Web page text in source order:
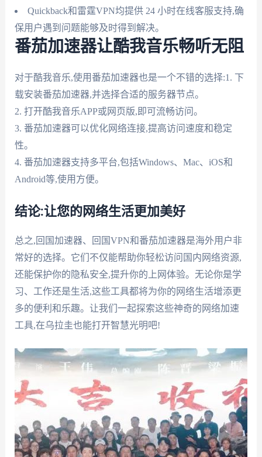
Quickback和雷霆VPN均提供 24 小时在线客服支持,确
保用户遇到问题能够及时得到解决。
番茄加速器让酷我音乐畅听无阻
对于酷我音乐,使用番茄加速器也是一个不错的选择:1. 下
载安装番茄加速器,并选择合适的服务器节点。
2. 打开酷我音乐APP或网页版,即可流畅访问。
3. 番茄加速器可以优化网络连接,提高访问速度和稳定
性。
4. 番茄加速器支持多平台,包括Windows、Mac、iOS和
Android等,使用方便。
结论:让您的网络生活更加美好
总之,回国加速器、回国VPN和番茄加速器是海外用户非
常好的选择。它们不仅能帮助你轻松访问国内网络资源,
还能保护你的隐私安全,提升你的上网体验。无论你是学
习、工作还是生活,这些工具都将为你的网络生活增添更
多的便利和乐趣。让我们一起探索这些神奇的网络加速
工具,在乌拉圭也能打开智慧光明吧!